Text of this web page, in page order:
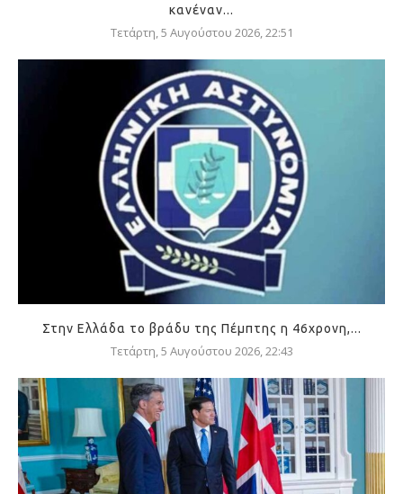
κανέναν...
Τετάρτη, 5 Αυγούστου 2026, 22:51
Στην Ελλάδα το βράδυ της Πέμπτης η 46χρονη,...
Τετάρτη, 5 Αυγούστου 2026, 22:43